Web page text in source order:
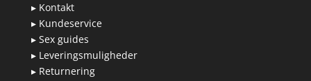
▸ Kontakt
▸ Kundeservice
▸ Sex guides
▸ Leveringsmuligheder
▸ Returnering